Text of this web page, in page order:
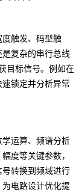
触发、码型触
复杂的串行总线
目标信号。例如在
锁定并分析异常
运算、频谱分析
度等关键参数，
转换到频域进行
电路设计优化提